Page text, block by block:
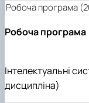
Робоча програма
Робоча програма
Інтелектуальні
дисципліна)